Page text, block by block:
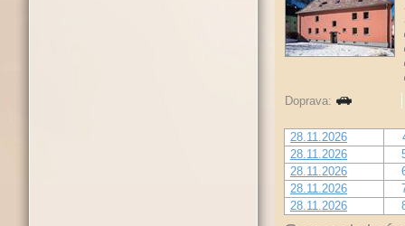
Doprava:
28.11.2026
28.11.2026
28.11.2026
28.11.2026
28.11.2026